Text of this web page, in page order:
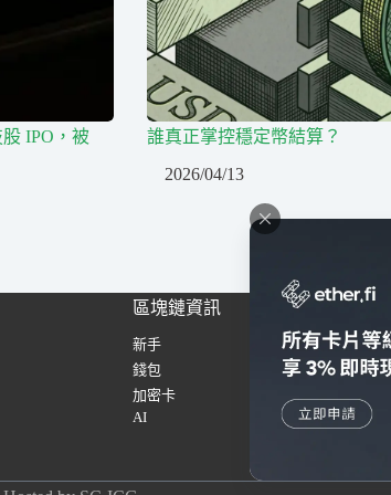
IPO，被
誰真正掌控穩定幣結算？
2026/04/13
區塊鏈資訊
新手
錢包
加密卡
AI
交
幣安